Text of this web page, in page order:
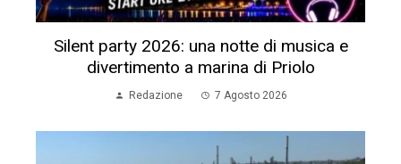
Silent party 2026: una notte di musica e
divertimento a marina di Priolo
Redazione 7 Agosto 2026